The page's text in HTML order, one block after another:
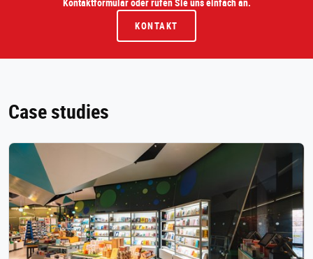
Kontaktformular oder rufen Sie uns einfach an.
KONTAKT
Case studies